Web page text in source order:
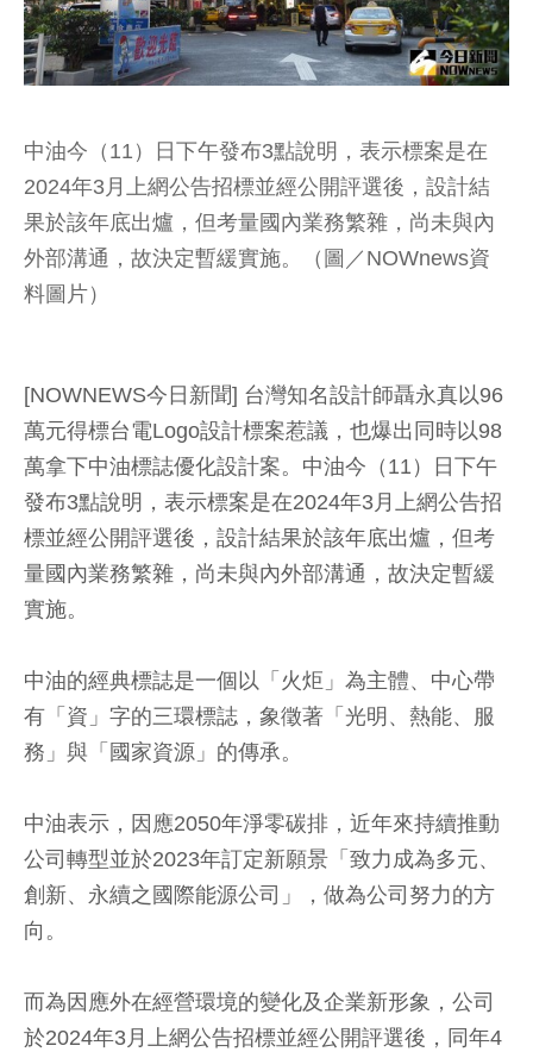
中油今（11）日下午發布3點說明，表示標案是在
2024年3月上網公告招標並經公開評選後，設計結
果於該年底出爐，但考量國內業務繁雜，尚未與內
外部溝通，故決定暫緩實施。（圖／NOWnews資
料圖片）
[NOWNEWS今日新聞] 台灣知名設計師聶永真以96
萬元得標台電Logo設計標案惹議，也爆出同時以98
萬拿下中油標誌優化設計案。中油今（11）日下午
發布3點說明，表示標案是在2024年3月上網公告招
標並經公開評選後，設計結果於該年底出爐，但考
量國內業務繁雜，尚未與內外部溝通，故決定暫緩
實施。
中油的經典標誌是一個以「火炬」為主體、中心帶
有「資」字的三環標誌，象徵著「光明、熱能、服
務」與「國家資源」的傳承。
中油表示，因應2050年淨零碳排，近年來持續推動
公司轉型並於2023年訂定新願景「致力成為多元、
創新、永續之國際能源公司」，做為公司努力的方
向。
而為因應外在經營環境的變化及企業新形象，公司
於2024年3月上網公告招標並經公開評選後，同年4